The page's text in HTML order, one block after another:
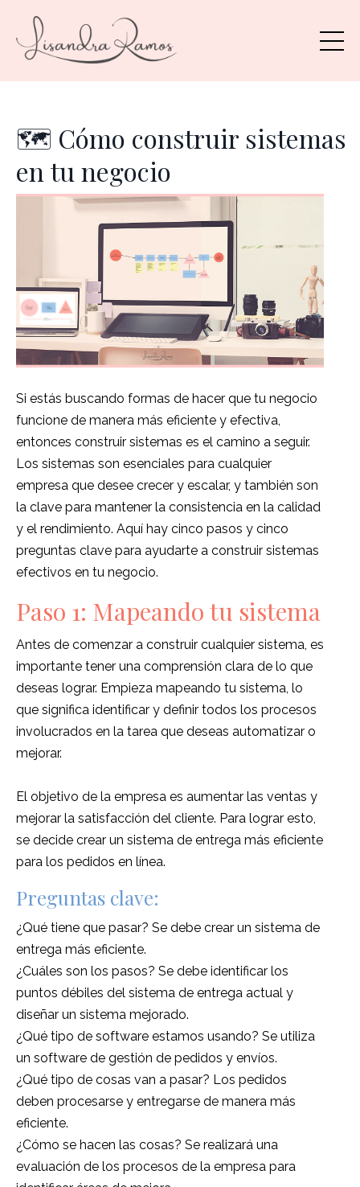
🗺️ Cómo construir sistemas
en tu negocio
Si estás buscando formas de hacer que tu negocio
funcione de manera más eficiente y efectiva,
entonces construir sistemas es el camino a seguir.
Los sistemas son esenciales para cualquier
empresa que desee crecer y escalar, y también son
la clave para mantener la consistencia en la calidad
y el rendimiento. Aquí hay cinco pasos y cinco
preguntas clave para ayudarte a construir sistemas
efectivos en tu negocio.
Paso 1: Mapeando tu sistema
Antes de comenzar a construir cualquier sistema, es
importante tener una comprensión clara de lo que
deseas lograr. Empieza mapeando tu sistema, lo
que significa identificar y definir todos los procesos
involucrados en la tarea que deseas automatizar o
mejorar.
El objetivo de la empresa es aumentar las ventas y
mejorar la satisfacción del cliente. Para lograr esto,
se decide crear un sistema de entrega más eficiente
para los pedidos en línea.
Preguntas clave:
¿Qué tiene que pasar? Se debe crear un sistema de
entrega más eficiente.
¿Cuáles son los pasos? Se debe identificar los
puntos débiles del sistema de entrega actual y
diseñar un sistema mejorado.
¿Qué tipo de software estamos usando? Se utiliza
un software de gestión de pedidos y envíos.
¿Qué tipo de cosas van a pasar? Los pedidos
deben procesarse y entregarse de manera más
eficiente.
¿Cómo se hacen las cosas? Se realizará una
evaluación de los procesos de la empresa para